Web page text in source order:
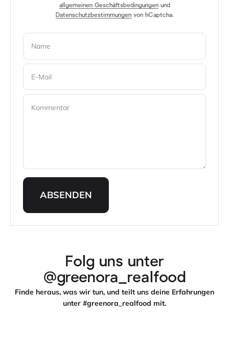
allgemeinen Geschäftsbedingungenund
Datenschutzbestimmungenvon hCaptcha.
Name
E-Mail
Kommentar
ABSENDEN
Folg uns unter
@greenora_realfood
Finde heraus, was wir tun, und teilt uns deine Erfahrungen
unter #greenora_realfood mit.